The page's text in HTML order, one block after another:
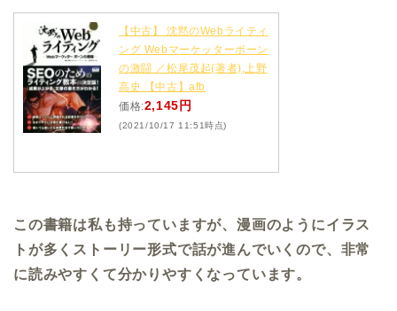
【中古】 沈黙のWebライティ
ング Webマーケッターボーン
の激闘 ／松尾茂起(著者),上野
高史 【中古】afb
価格:2,145円
(2021/10/17 11:51時点)
この書籍は私も持っていますが、漫画のようにイラス
トが多くストーリー形式で話が進んでいくので、非常
に読みやすくて分かりやすくなっています。